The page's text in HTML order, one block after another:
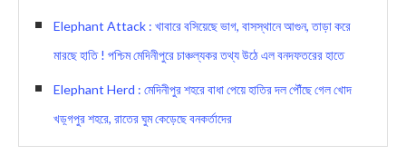
Elephant Attack : খাবারে বসিয়েছে ভাগ, বাসস্থানে আগুন, তাড়া করে
মারছে হাতি ! পশ্চিম মেদিনীপুরে চাঞ্চল্যকর তথ্য উঠে এল বনদফতরের হাতে
Elephant Herd : মেদিনীপুর শহরে বাধা পেয়ে হাতির দল পৌঁছে গেল খোদ
খড়্গপুর শহরে, রাতের ঘুম কেড়েছে বনকর্তাদের